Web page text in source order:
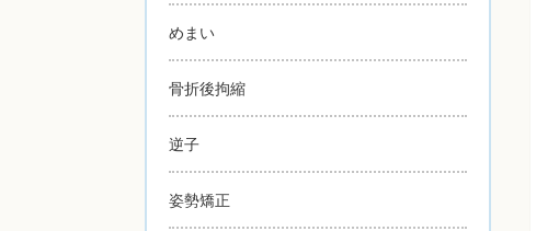
めまい
骨折後拘縮
逆子
姿勢矯正